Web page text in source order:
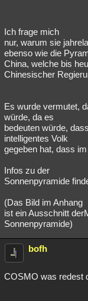
Ich frage mich
nur, warum sie
ebenso wie die
China, welche bis
Chinesischer
Es wurde vermutet,
würde, da es
bedeuten würde,
intelligentes Volk
gegeben hat, dass
Infos zu der
Sonnenpyramide
(Das Bild im Anhang
ist ein Ausschnitt
Sonnenpyramide)
bofh
COSMO was redest